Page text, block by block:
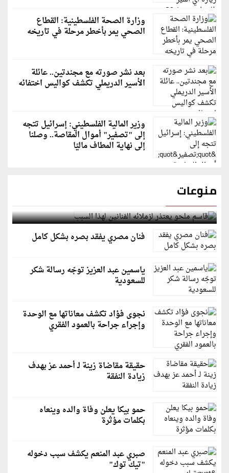
وزارة الصحة الفلسطينية: القطاع
الصحي يمر بأخطر مرحلة في تاريخه
بعد نشر صورته مع مجندتين.. عائلة
الأسير الدريملي تكشف كواليس اختفائه
وزير المالية الفلسطيني: إسرائيل تتجه
إلى "تصفير" أموال المقاصة.. وصلنا
إلى نهاية المطاف ماليًا
منوعات
قاسم ملحو يعتذر لزملائه الفنانين لهذا السبب
فنان مصري يفقد بصره بشكل كامل
ياسمين عبد العزيز توجّه رسالة شكر
للسعودية
نجوى فؤاد تكشف معاناتها مع الوحدة
وإجراء جراحة بالعمود الفقري
حقيقة مقاضاة زينة لـ أحمد عز بهدف
زيادة النفقة
حمو بيكا يعلن وفاة والده وينعاه
بكلمات مؤثرة
صبري عبد المنعم يكشف سبب دخوله
"تيك توك"